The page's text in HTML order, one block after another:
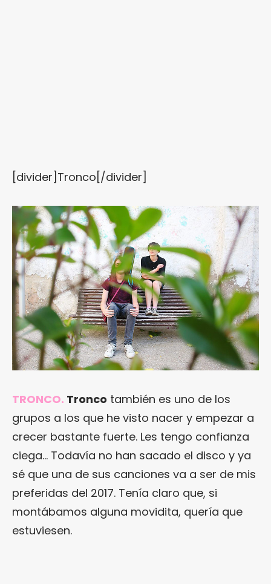
[divider]Tronco[/divider]
TRONCO. Tronco también es uno de los
grupos a los que he visto nacer y empezar a
crecer bastante fuerte. Les tengo confianza
ciega… Todavía no han sacado el disco y ya
sé que una de sus canciones va a ser de mis
preferidas del 2017. Tenía claro que, si
montábamos alguna movidita, quería que
estuviesen.